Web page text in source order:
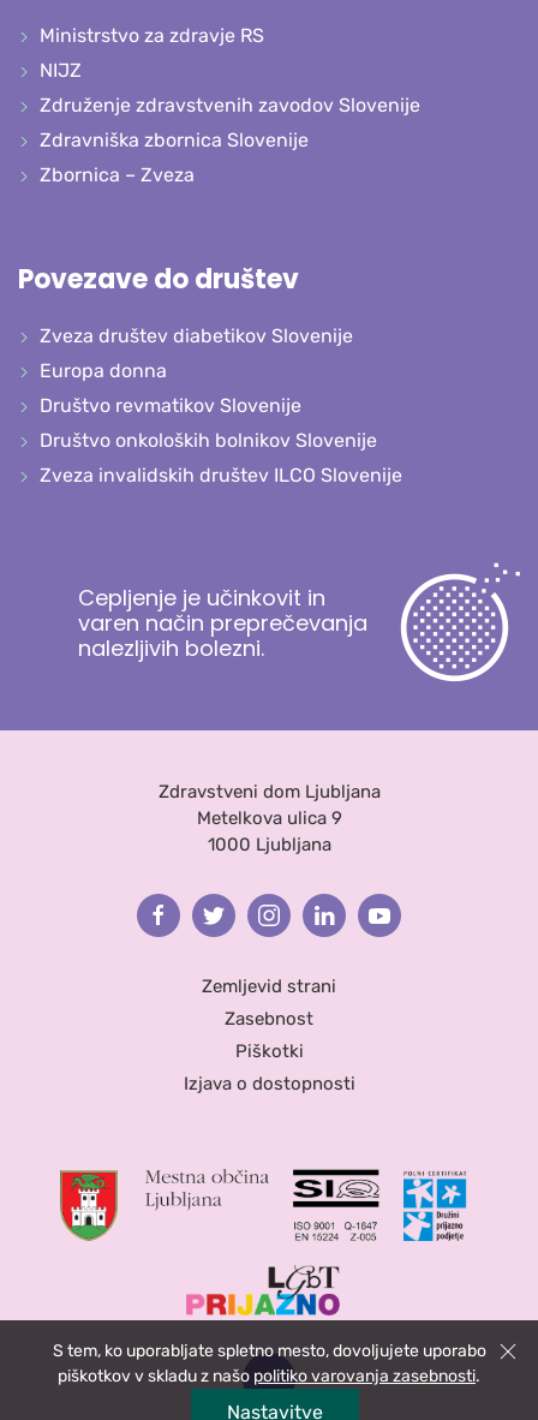
Ministrstvo za zdravje RS
NIJZ
Združenje zdravstvenih zavodov Slovenije
Zdravniška zbornica Slovenije
Zbornica – Zveza
Povezave do društev
Zveza društev diabetikov Slovenije
Europa donna
Društvo revmatikov Slovenije
Društvo onkoloških bolnikov Slovenije
Zveza invalidskih društev ILCO Slovenije
Cepljenje je učinkovit in
varen način preprečevanja
nalezljivih bolezni.
Zdravstveni dom Ljubljana
Metelkova ulica 9
1000 Ljubljana
FacebookTwitterInstagramLinkedinYoutube
Zemljevid strani
Zasebnost
Piškotki
Izjava o dostopnosti
S tem, ko uporabljate spletno mesto, dovoljujete uporabo
piškotkov v skladu z našo politiko varovanja zasebnosti.
Nastavitve
Zapri